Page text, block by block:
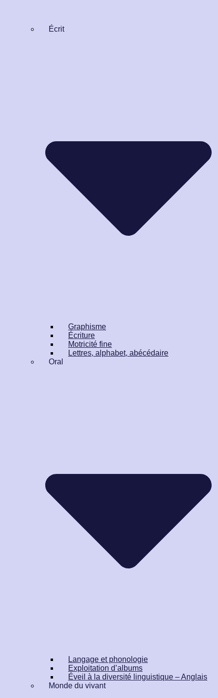
Écrit
Graphisme
Écriture
Motricité fine
Lettres, alphabet, abécédaire
Oral
Langage et phonologie
Exploitation d’albums
Éveil à la diversité linguistique – Anglais
Monde du vivant